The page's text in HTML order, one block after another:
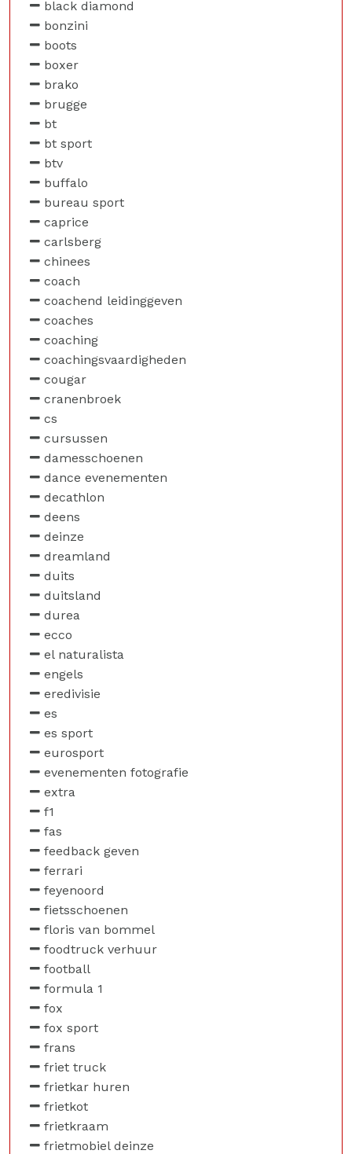
black diamond
bonzini
boots
boxer
brako
brugge
bt
bt sport
btv
buffalo
bureau sport
caprice
carlsberg
chinees
coach
coachend leidinggeven
coaches
coaching
coachingsvaardigheden
cougar
cranenbroek
cs
cursussen
damesschoenen
dance evenementen
decathlon
deens
deinze
dreamland
duits
duitsland
durea
ecco
el naturalista
engels
eredivisie
es
es sport
eurosport
evenementen fotografie
extra
f1
fas
feedback geven
ferrari
feyenoord
fietsschoenen
floris van bommel
foodtruck verhuur
football
formula 1
fox
fox sport
frans
friet truck
frietkar huren
frietkot
frietkraam
frietmobiel deinze